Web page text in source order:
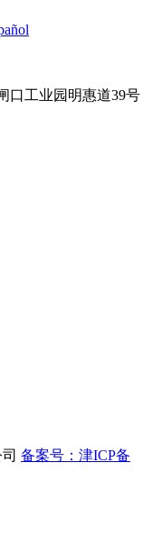
口工业园明惠道39号
备案号：津ICP备